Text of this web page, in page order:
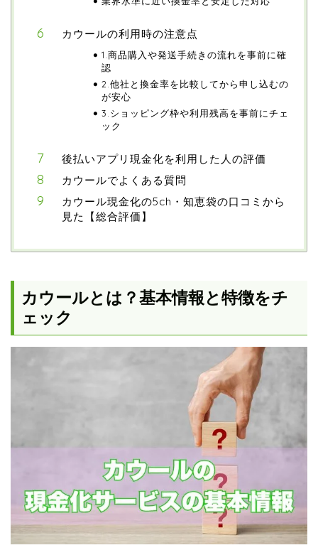
カウールの利用時の注意点
1.商品購入や発送手続きの流れを事前に確
認
2.他社と換金率を比較してから申し込むの
が安心
3.ショッピング枠や利用残高を事前にチェ
ック
後払いアプリ現金化を利用した人の評価
カウールでよくある質問
カウール現金化の5ch・知恵袋の口コミから
見た【総合評価】
カウールとは？基本情報と特徴をチ
ェック